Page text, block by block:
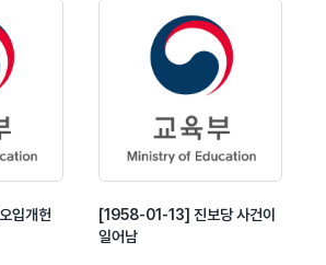
입개헌
[1958-01-13] 진보당 사건이
일어남